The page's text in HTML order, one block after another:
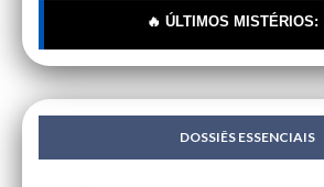
🔥 ÚLTIMOS MISTÉRIOS: 🔍
DOSSIÊS ESSENCIAIS